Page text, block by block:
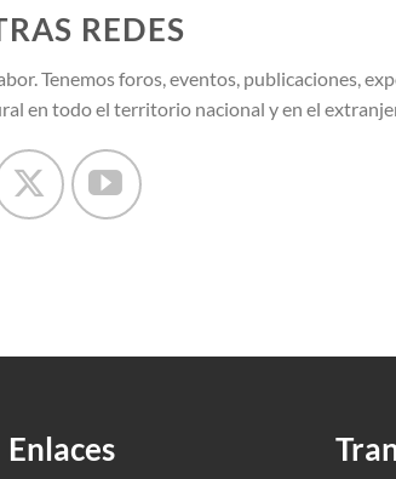
REDES
Tenemos foros, eventos, publicaciones,
en todo el territorio nacional y en el
Enlaces